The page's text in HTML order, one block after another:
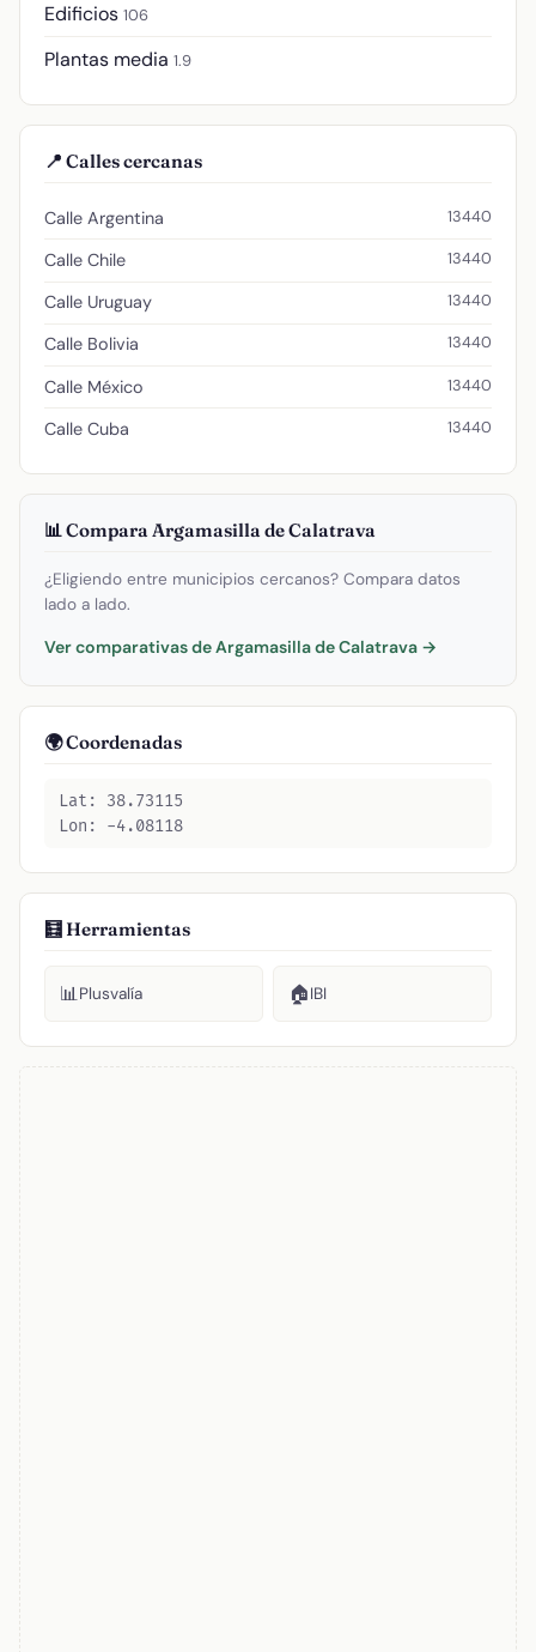
Edificios 106
Plantas media 1.9
📍 Calles cercanas
Calle Argentina 13440
Calle Chile 13440
Calle Uruguay 13440
Calle Bolivia 13440
Calle México 13440
Calle Cuba 13440
📊 Compara Argamasilla de Calatrava
¿Eligiendo entre municipios cercanos? Compara datos
lado a lado.
Ver comparativas de Argamasilla de Calatrava →
🌍 Coordenadas
Lat: 38.73115
Lon: -4.08118
🧮 Herramientas
📊Plusvalía 🏠IBI